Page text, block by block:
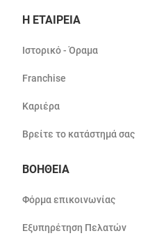
Η ΕΤΑΙΡΕΙΑ
Ιστορικό - Όραμα
Franchise
Καριέρα
Βρείτε το κατάστημά σας
ΒΟΗΘΕΙΑ
Φόρμα επικοινωνίας
Εξυπηρέτηση Πελατών